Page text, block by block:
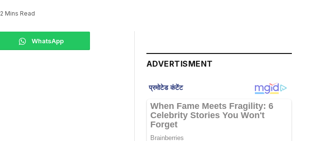
2 Mins Read
WhatsApp
ADVERTISMENT